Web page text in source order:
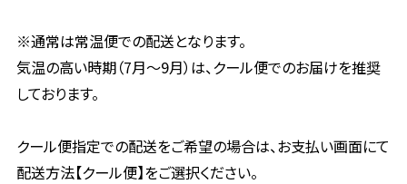
※通常は常温便での配送となります。
気温の高い時期（7月〜9月）は、クール便でのお届けを推奨
しております。
クール便指定での配送をご希望の場合は、お支払い画面にて
配送方法【クール便】をご選択ください。